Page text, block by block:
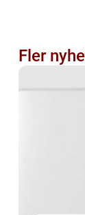
Fler